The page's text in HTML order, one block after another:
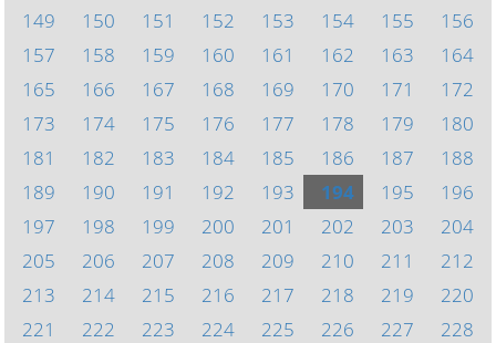
149
150 151 152 153 154 155
156
157
158 159 160 161 162 163
164
165
166 167 168 169 170 171
172
173
174 175 176 177 178 179
180
181
182 183 184 185 186 187
188
189
190 191 192 193 194 195
196
197
198 199 200 201 202 203
204
205
206 207 208 209 210 211
212
213
214 215 216 217 218 219
220
221
222 223 224 225 226 227
228